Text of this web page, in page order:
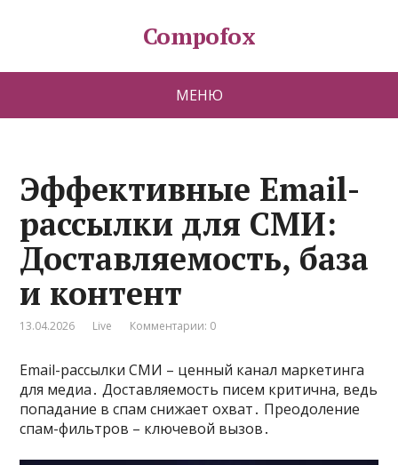
Compofox
МЕНЮ
Эффективные Email-
рассылки для СМИ:
Доставляемость, база
и контент
13.04.2026 Live Комментарии: 0
Email-рассылки СМИ – ценный канал маркетинга
для медиа․ Доставляемость писем критична, ведь
попадание в спам снижает охват․ Преодоление
спам-фильтров – ключевой вызов․